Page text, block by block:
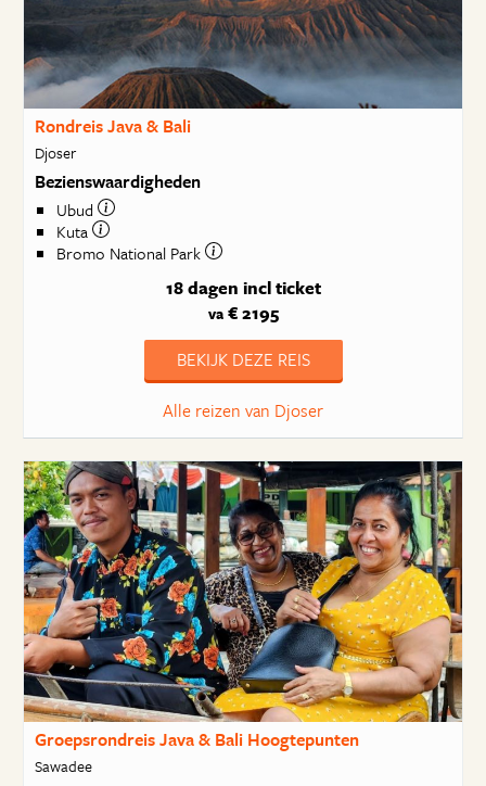
Rondreis Java & Bali
Djoser
Bezienswaardigheden
Ubud
Kuta
Bromo National Park
18 dagen incl ticket
va€ 2195
BEKIJK DEZE REIS
Alle reizen van Djoser
Groepsrondreis Java & Bali Hoogtepunten
Sawadee